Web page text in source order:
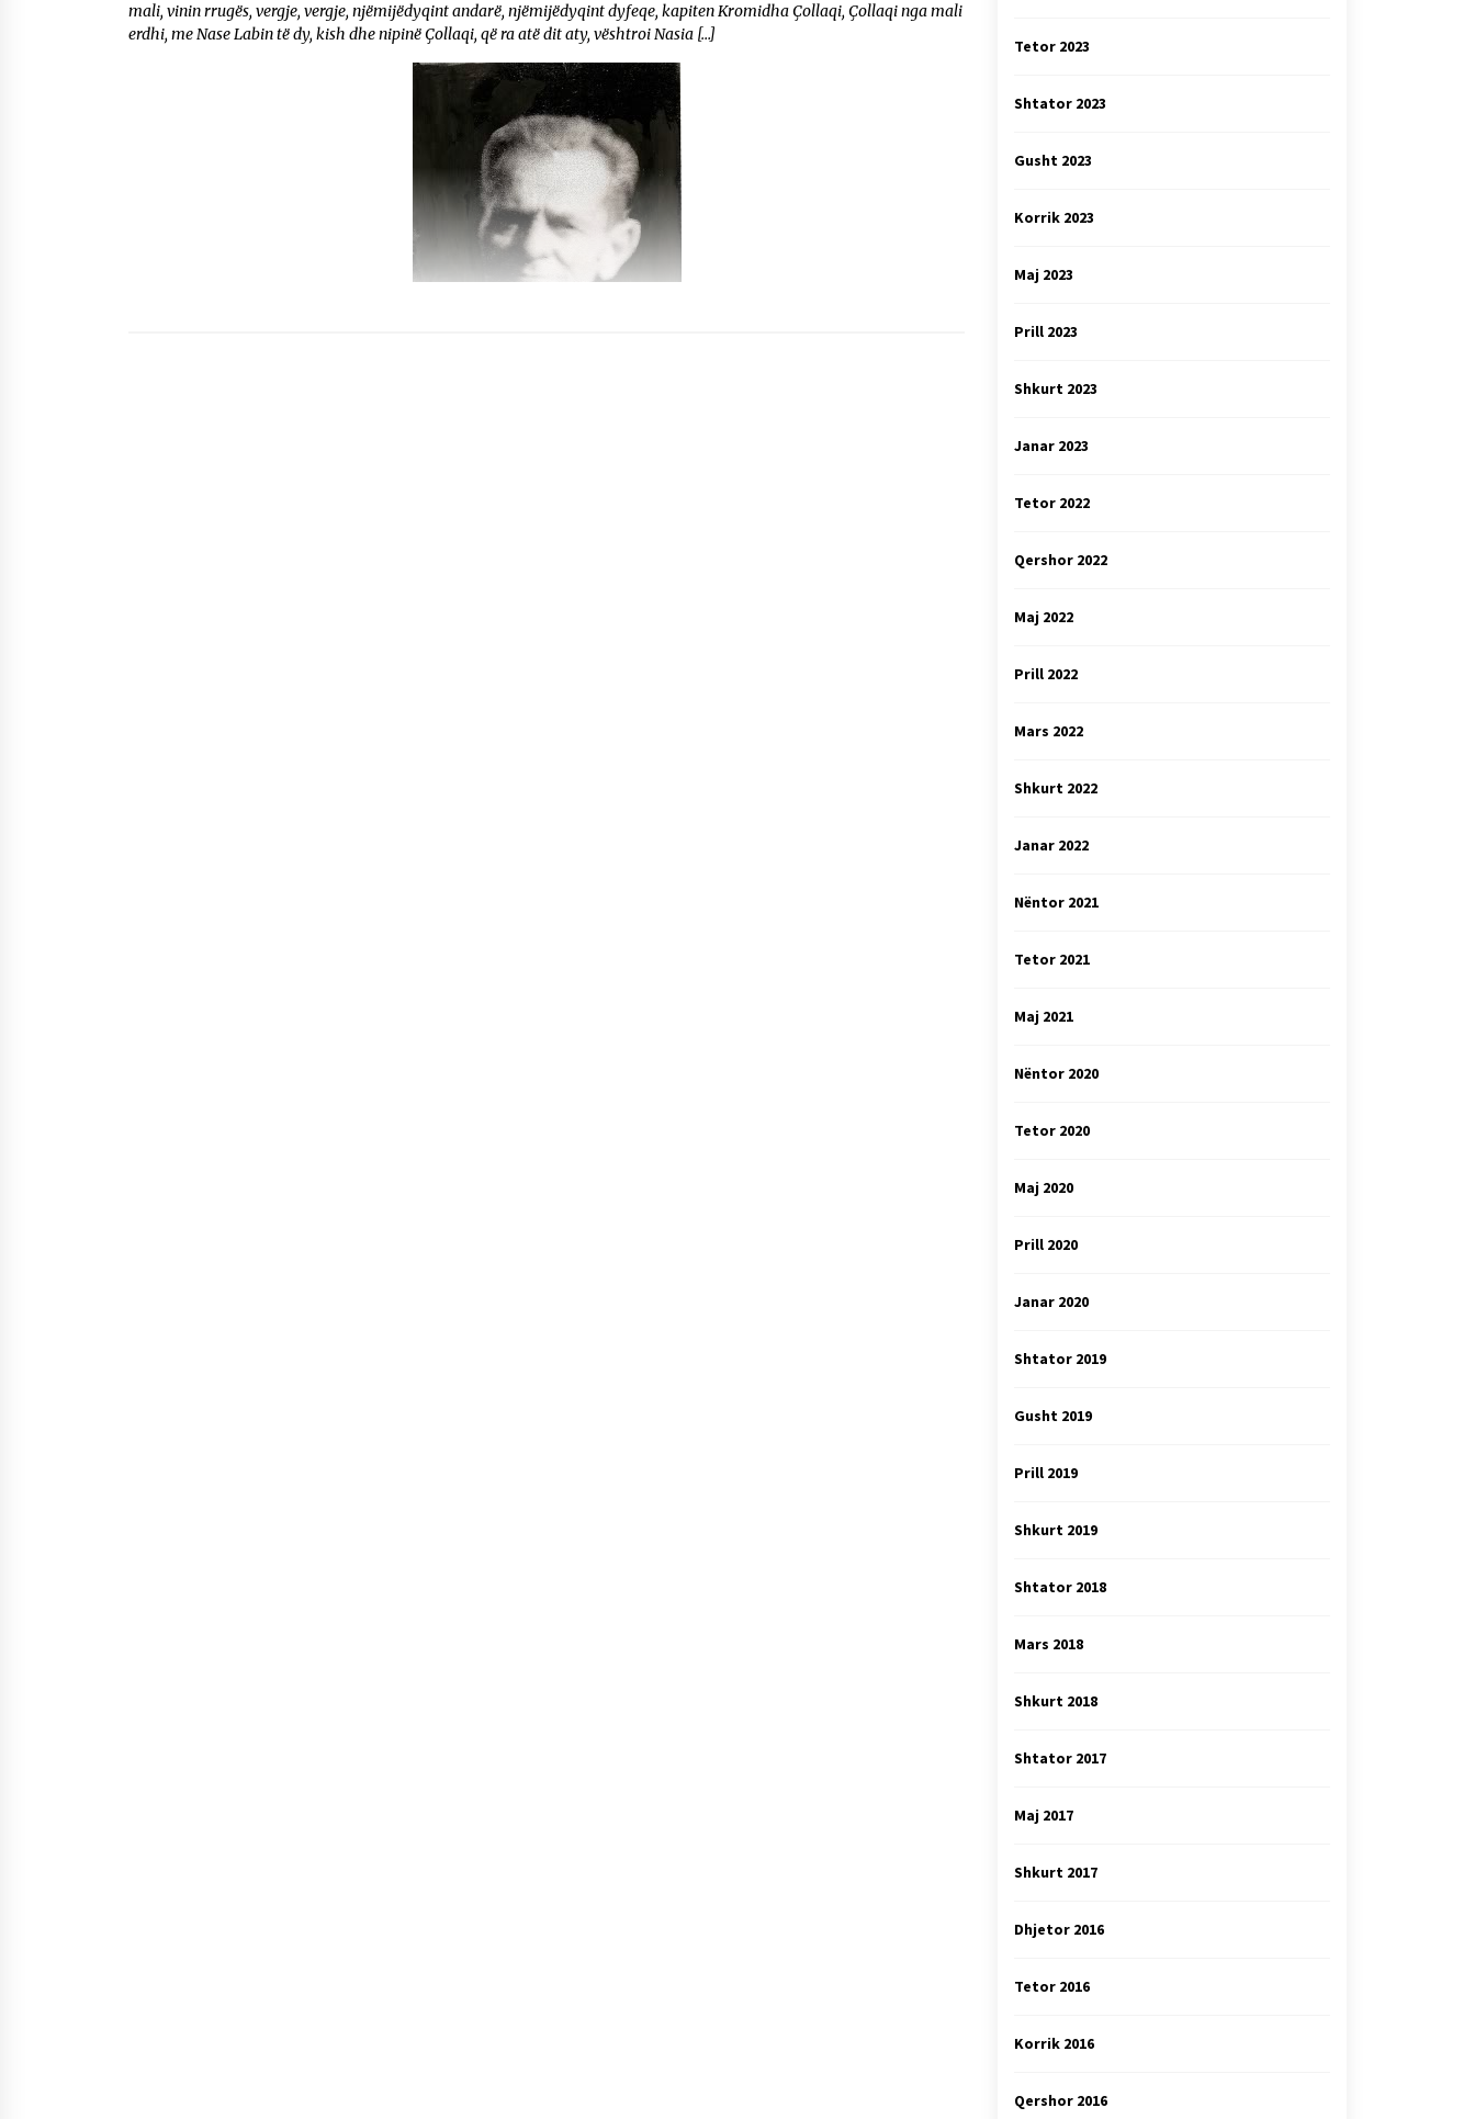
mali, vinin rrugës, vergje, vergje, njëmijëdyqint andarë, njëmijëdyqint dyfeqe, kapiten Kromidha Çollaqi, Çollaqi nga mali
erdhi, me Nase Labin të dy, kish dhe nipinë Çollaqi, që ra atë dit aty, vështroi Nasia […]
Tetor 2023
Shtator 2023
Gusht 2023
Korrik 2023
Maj 2023
Prill 2023
Shkurt 2023
Janar 2023
Tetor 2022
Qershor 2022
Maj 2022
Prill 2022
Mars 2022
Shkurt 2022
Janar 2022
Nëntor 2021
Tetor 2021
Maj 2021
Nëntor 2020
Tetor 2020
Maj 2020
Prill 2020
Janar 2020
Shtator 2019
Gusht 2019
Prill 2019
Shkurt 2019
Shtator 2018
Mars 2018
Shkurt 2018
Shtator 2017
Maj 2017
Shkurt 2017
Dhjetor 2016
Tetor 2016
Korrik 2016
Qershor 2016